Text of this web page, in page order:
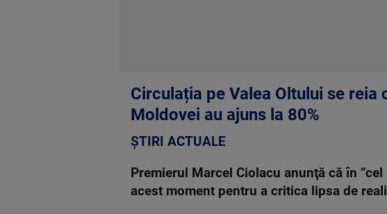
Circulația pe Valea Oltului se
Moldovei au ajuns la 80%
ȘTIRI ACTUALE
Premierul Marcel Ciolacu anunţă că în
acest moment pentru a critica lipsa de